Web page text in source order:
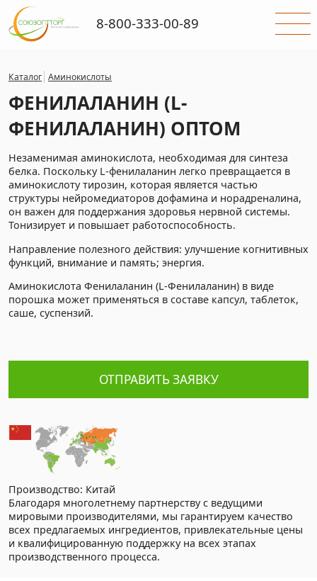
Каталог Аминокислоты
ФЕНИЛАЛАНИН (L-
ФЕНИЛАЛАНИН) ОПТОМ
Незаменимая аминокислота, необходимая для синтеза
белка. Поскольку L-фенилаланин легко превращается в
аминокислоту тирозин, которая является частью
структуры нейромедиаторов дофамина и норадреналина,
он важен для поддержания здоровья нервной системы.
Тонизирует и повышает работоспособность.
Направление полезного действия: улучшение когнитивных
функций, внимание и память; энергия.
Аминокислота Фенилаланин (L-Фенилаланин) в виде
порошка может применяться в составе капсул, таблеток,
саше, суспензий.
ОТПРАВИТЬ ЗАЯВКУ
Производство: Китай
Благодаря многолетнему партнерству с ведущими
мировыми производителями, мы гарантируем качество
всех предлагаемых ингредиентов, привлекательные цены
и квалифицированную поддержку на всех этапах
производственного процесса.
8-800-333-00-89